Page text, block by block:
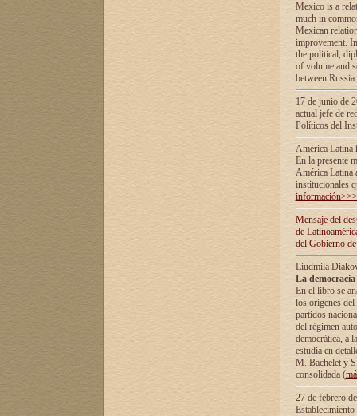
Mexico is a
much in
Mexican
improvement.
the political,
of volume and
between
17 de junio de
actual jefe de
Políticos del
América Latina
En la presente
América Latina
institucionales
información>>>
Mensaje del
de
del Gobierno
Liudmila
La
En el libro se
los orígenes
partidos
del régimen
democrática, а
estudia en
М. Bachelet у
consolidada (
27 de febrero